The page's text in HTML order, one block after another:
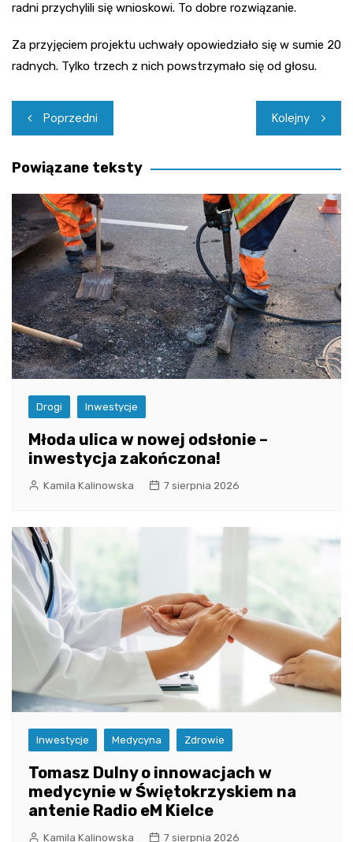
radni przychylili się wnioskowi. To dobre rozwiązanie.
Za przyjęciem projektu uchwały opowiedziało się w sumie 20
radnych. Tylko trzech z nich powstrzymało się od głosu.
Nawigacja
wpisu
Poprzedni Kolejny
Powiązane teksty
Drogi Inwestycje
Młoda ulica w nowej odsłonie –
inwestycja zakończona!
Kamila Kalinowska 7 sierpnia 2026
Inwestycje Medycyna Zdrowie
Tomasz Dulny o innowacjach w
medycynie w Świętokrzyskiem na
antenie Radio eM Kielce
Kamila Kalinowska 7 sierpnia 2026